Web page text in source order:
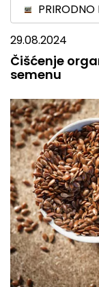
PRIRODNO
29.08.2024
Čišćenje
semenu